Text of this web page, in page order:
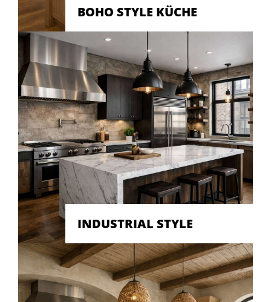
BOHO STYLE KÜCHE
INDUSTRIAL STYLE